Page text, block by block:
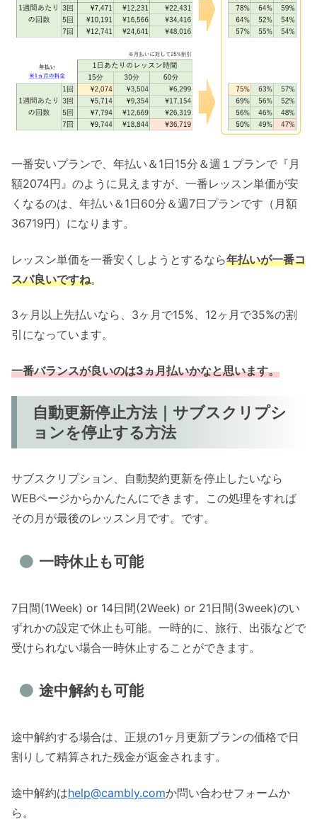
一番安いプランで、年払い＆1日15分＆週１プランで『月
額2074円』のように見えますが、一番レッスン単価が安
くなるのは、年払い＆1日60分＆週7日プランです（月額
36719円）になります。
レッスン単価を一番安くしようとするなら年払いが一番コ
スパ良いですね。
3ヶ月以上先払いなら、3ヶ月で15%、12ヶ月で35%の割
引になっています。
一番バランスが良いのは3ヵ月払いかなと思います。
自動更新停止方法｜サブスクリプシ
ョンを停止する方法
サブスクリプション、自動契約更新を停止したいなら
WEBページからかんたんにできます。この処理をすれば
その月が最後のレッスン月です。です。
一時休止も可能
7日間(1Week) or 14日間(2Week) or 21日間(3week)のい
ずれかの設定で休止も可能。一時的に、旅行、出張などで
受けられない場合一時休止することができます。
途中解約も可能
途中解約する場合は、正規の1ヶ月更新プランの価格で日
割りして精算された残金が返金されます。
途中解約はhelp@cambly.comか問い合わせフォームか
ら。